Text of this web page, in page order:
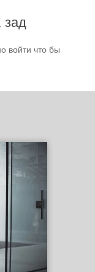
зад
войти что бы